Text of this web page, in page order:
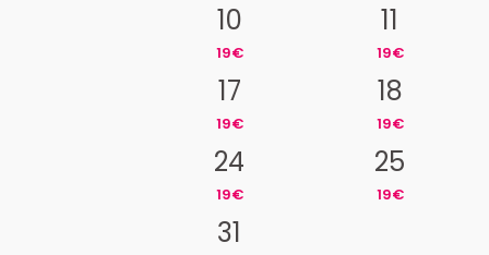
10
19€
11
19€
17
19€
18
19€
24
19€
25
19€
31